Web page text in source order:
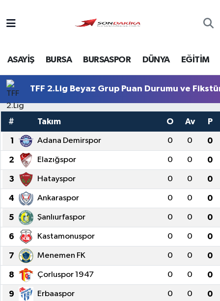
ASAYİŞ BURSA BURSASPOR DÜNYA EĞİTİM
TFF 2.Lig Beyaz Grup Puan Durumu ve
# Takım O Av P
1 Adana Demirspor 0 0 0
2 Elazığspor 0 0 0
3 Hatayspor 0 0 0
4 Ankaraspor 0 0 0
5 Şanlıurfaspor 0 0 0
6 Kastamonuspor 0 0 0
7 Menemen FK 0 0 0
8 Çorluspor 1947 0 0 0
9 Erbaaspor 0 0 0
Bursa
Dünya
Ekonomi
Foto Galeri
Genel
Gündem
Magazin
Sağlık
Siyaset
Spor